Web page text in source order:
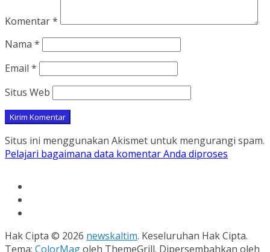
Komentar*
Nama *
Email *
Situs Web
Situs ini menggunakan Akismet untuk mengurangi spam.
Pelajari bagaimana data komentar Anda diproses
Hak Cipta © 2026 newskaltim. Keseluruhan Hak Cipta.
Tema: ColorMagoleh ThemeGrill. Dipersembahkan oleh